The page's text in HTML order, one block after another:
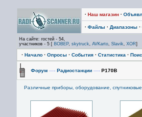
· Наш магазин ·
· Файлы · Диапазоны ·
На сайте: гостей - 54,
участников - 5 [ BOBEP, skytruck, AVKarto, Slavik, XOR]
· Начало · Опросы · События · Статистика ·
Форум —› Радиостанции —› Р170В
Различные приборы, оборудование,